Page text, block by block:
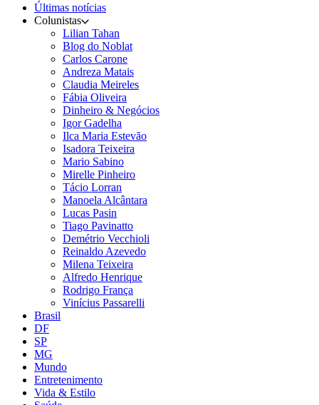
Últimas notícias
Colunistas
Lilian Tahan
Blog do Noblat
Carlos Carone
Andreza Matais
Claudia Meireles
Fábia Oliveira
Dinheiro & Negócios
Igor Gadelha
Ilca Maria Estevão
Isadora Teixeira
Mario Sabino
Mirelle Pinheiro
Tácio Lorran
Manoela Alcântara
Lucas Pasin
Tiago Pavinatto
Demétrio Vecchioli
Reinaldo Azevedo
Milena Teixeira
Alfredo Henrique
Rodrigo França
Vinícius Passarelli
Brasil
DF
SP
MG
Mundo
Entretenimento
Vida & Estilo